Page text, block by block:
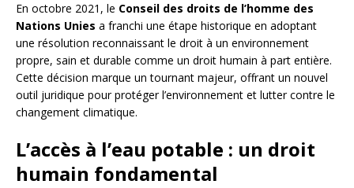
En octobre 2021, le Conseil des droits de l’homme des
Nations Unies a franchi une étape historique en adoptant
une résolution reconnaissant le droit à un environnement
propre, sain et durable comme un droit humain à part entière.
Cette décision marque un tournant majeur, offrant un nouvel
outil juridique pour protéger l’environnement et lutter contre le
changement climatique.
L’accès à l’eau potable : un droit
humain fondamental